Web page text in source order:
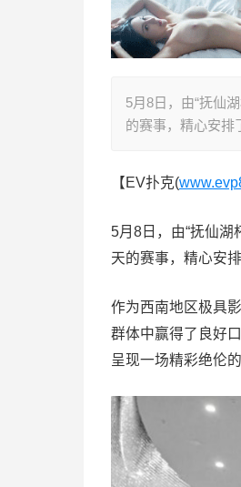
5月8日，由“抚仙
的赛事，精心安排
【EV扑克(
5月8日，由“抚仙
天的赛事，精心安
作为西南地区极具
群体中赢得了良好
呈现一场精彩绝伦